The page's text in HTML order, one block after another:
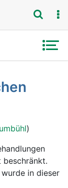
)
beschränkt.
in dieser